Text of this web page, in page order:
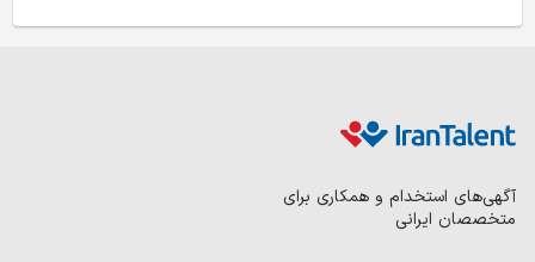
آگهی‌های استخدام و همکاری برای
متخصصان ایرانی